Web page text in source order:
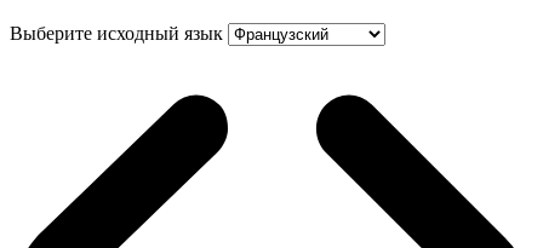
Выберите исходный язык